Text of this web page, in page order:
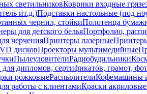
светильниковКоврики входные
ит.д.)Подставки настольные (под
чернил, стойкиПолотенца
для детского бельяПортфолио,
черченияПринтеры лазерные
дисковПроекторы мультимедийные
ПылеуловителиРадиобудильники
дипломов, сертификатов, грамот,
рожковыеРаспылителиКофемашины
работы с клиентамиКраски